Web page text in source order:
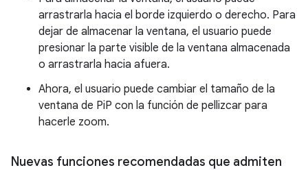
arrastrarla hacia el borde izquierdo o derecho. Para
dejar de almacenar la ventana, el usuario puede
presionar la parte visible de la ventana almacenada
o arrastrarla hacia afuera.
Ahora, el usuario puede cambiar el tamaño de la
ventana de PiP con la función de pellizcar para
hacerle zoom.
Nuevas funciones recomendadas que admiten